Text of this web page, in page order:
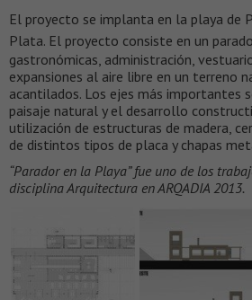
El proyecto se implanta en la playa de
Plata. El proyecto consiste en un
gastronómicas, administración,
expansiones al aire libre en un terreno
acantilados. Los ejes más importantes
paisaje natural y el desarrollo
utilización de estructuras de madera,
de distintos tipos de placa y chapas
“Parador en la Playa” fue uno de los
disciplina Arquitectura en ARQADIA 2013.